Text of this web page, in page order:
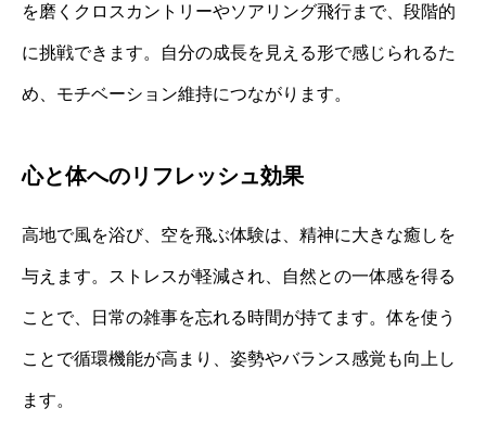
を磨くクロスカントリーやソアリング飛行まで、段階的
に挑戦できます。自分の成長を見える形で感じられるた
め、モチベーション維持につながります。
心と体へのリフレッシュ効果
高地で風を浴び、空を飛ぶ体験は、精神に大きな癒しを
与えます。ストレスが軽減され、自然との一体感を得る
ことで、日常の雑事を忘れる時間が持てます。体を使う
ことで循環機能が高まり、姿勢やバランス感覚も向上し
ます。